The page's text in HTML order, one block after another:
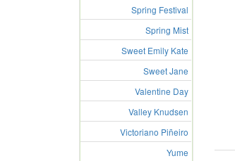
Spring Festival
Spring Mist
Sweet Emily Kate
Sweet Jane
Valentine Day
Valley Knudsen
Victoriano Piñeiro
Yume